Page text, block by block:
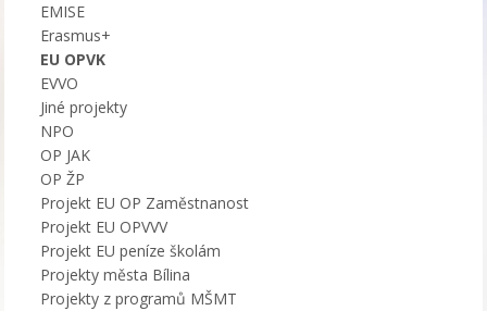
EMISE
Erasmus+
EU OPVK
EVVO
Jiné projekty
NPO
OP JAK
OP ŽP
Projekt EU OP Zaměstnanost
Projekt EU OPVVV
Projekt EU peníze školám
Projekty města Bílina
Projekty z programů MŠMT